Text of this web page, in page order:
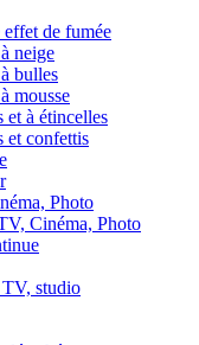
effet de fumée
neige
bulles
mousse
et à étincelles
et confettis
Photo
Cinéma, Photo
TV, studio